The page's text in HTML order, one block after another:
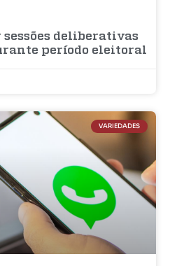
deliberativas
período eleitoral
VARIEDADES